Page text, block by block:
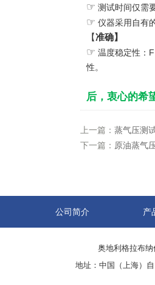
☞ 测试时间仅需
☞ 仪器采用自有
【准确】
☞ 温度稳定性：
性。
后，衷心的希
上一篇： 蒸气压测
下一篇： 原油蒸气
公司简介 产
奥地利格拉布
地址：中国（上海）